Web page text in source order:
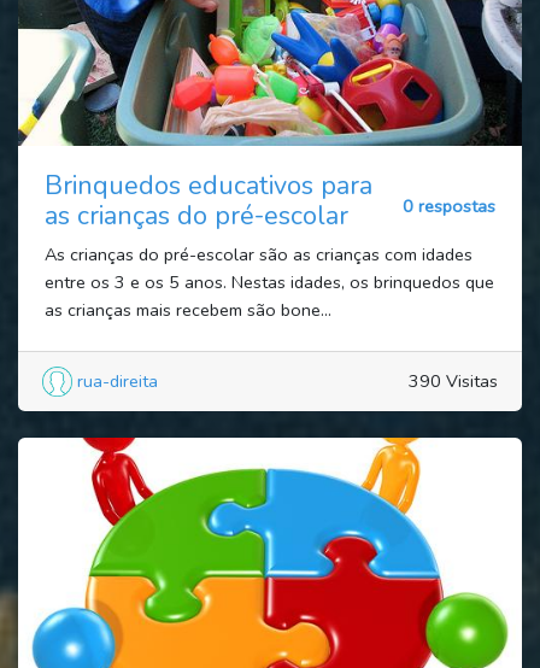
Brinquedos educativos para
as crianças do pré-escolar
0 respostas
As crianças do pré-escolar são as crianças com idades
entre os 3 e os 5 anos. Nestas idades, os brinquedos que
as crianças mais recebem são bone...
rua-direita 390 Visitas